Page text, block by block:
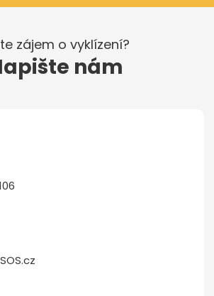
zájem o vyklízení?
nám